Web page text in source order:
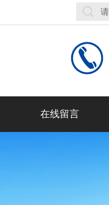
在线留言